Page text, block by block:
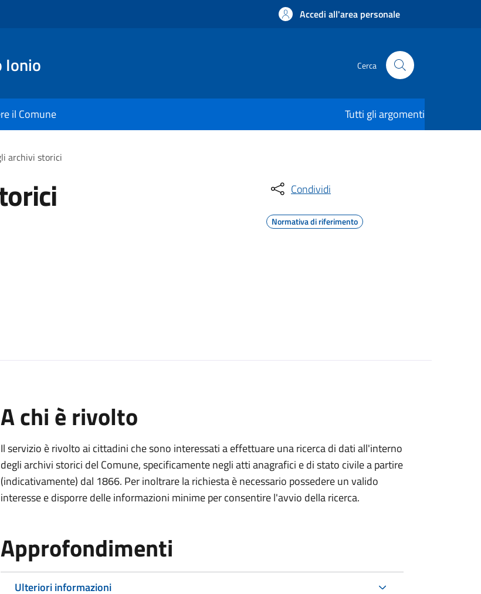
Accedi all'area personale
Ionio Cerca
il Comune Tutti gli argomenti
archivi storici
Condividi
Normativa di riferimento
A chi è rivolto
Il servizio è rivolto ai cittadini che sono interessati a effettuare una ricerca di dati all'interno
degli archivi storici del Comune, specificamente negli atti anagrafici e di stato civile a partire
(indicativamente) dal 1866. Per inoltrare la richiesta è necessario possedere un valido
interesse e disporre delle informazioni minime per consentire l'avvio della ricerca.
Approfondimenti
Ulteriori informazioni